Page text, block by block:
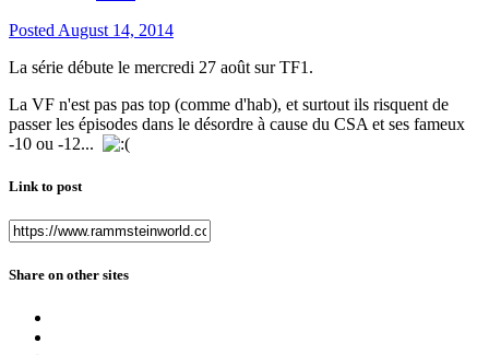
Posted August 14, 2014
La série débute le mercredi 27 août sur TF1.
La VF n'est pas pas top (comme d'hab), et surtout ils risquent de
passer les épisodes dans le désordre à cause du CSA et ses fameux
-10 ou -12...
Link to post
Share on other sites